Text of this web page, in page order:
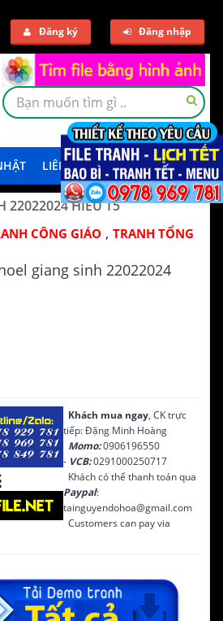
Đăng ký Đăng nhập
LIÊN HỆ TẢI DEMO
22022024 HIEU T5
CÔNG GIÁO ,TRANH TỔNG
giang sinh 22022024
Khách mua ngay, CK trực
tiếp: Đặng Minh Hoàng
Momo:0906196550
- VCB:0291000250717
Khách có thể thanh toán qua
Paypal:
tainguyendohoa@gmail.com
Customers can pay via